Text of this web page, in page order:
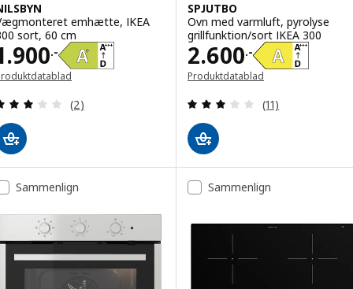
emhætte, IKEA
sort, 60 cm
.-
1900.-
Anmeld: 3 ud af 5 Stjerner. Anmeldelser i alt:
(2)
SPJUTBO
Ovn med varmluft, pyrolyse
grillfunktion/sort IKEA 300
2.600.-
Pris 2600.-
Produktdatablad
Anmeld: 3 ud
(11)
Sammenlign Sammenlign